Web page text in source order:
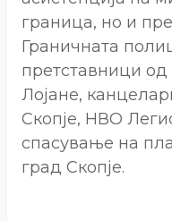
граница, но и
Граничната
претставници
Лојане,
Скопје, НВО
спасување на
град Скопје.